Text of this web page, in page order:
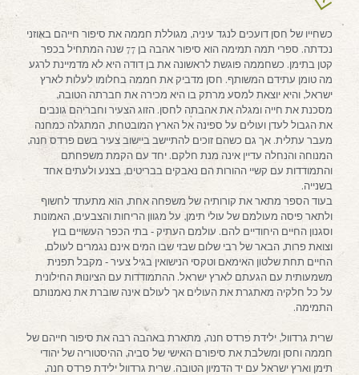
כשחייו של חסן דועכים לנגד עיניה, מגוללת חממה את סיפור חייהם באוזני
נכדתה. ספרי תמה תמימה הוא סיפור אהבה בן 77 שנה המתחיל בכפר
קטן בתימן. כשחממה פוגשת לראשונה את בן דודה היא לא מדמיינת לרגע
מה טומן עתידם המשותף. חסן מדביק את חממה בחלומו לעלות לארץ
ישראל, והיא יוצאת למסע מרתק בו היא מכירה את חברתה הטובה,
מסכנת את חייה ומגלה את אהבתה לחסן. הזוג הצעיר וחבריהם גונבים
את הגבול לעדן ועולים על ספינה אל הארץ המובטחת, המתגלה כמחנה
מעבר עתלית. אך גם כשהם זוכים להתיישב ביישוב צעיר בשם פרדס חנה,
המנוחה והנחלה עדיין אינה מנת חלקם. יחד עם הקמת משפחתם
והתמודדות עם קשיי ההורות הם נאבקים בבריטים, בצנע ולעתים אחד
בשנייה.
בעוד הספר מתאר את קורותיה של משפחה אחת, הוא מתעתד לחשוף
ולתאר פיסה מעולמם של עולי תימן, על מגוון הריחות והצבעים, האמונות
וסגנון החיים היחודיים להם. עולמם העתיק ‐ בתי הכפר העשויים בוץ
וצואת פרות, הבאר של רבי שלום שבזי שבו המים אינם נגמרים לעולם,
החיים תחת שלטון האימאם וטקסי הנישואין בגיל צעיר ‐ מקבל תפנית
משמעותית עם הגעתם לארץ ישראל. ההתמודדות עם הציונות החילונית
על כל חלקיה מאתגרת את העולים אך לעולם אינה שוברת את נאמנותם
התמימה.
שרית גרדוול, ילידת פרדס חנה, מתארת באהבה רבה את סיפור חייהם של
חממה וחסן ומשלבת את סיפורם האישי של סביה, ההיסטוריה של יהודי
תימן וארץ ישראל עם יד הדמיון הטובה. שרית גרדוול ילידת פרדס חנה,